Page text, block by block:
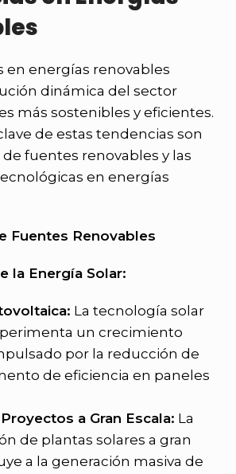
en energías renovables
dinámica del sector
más sostenibles y eficientes.
de estas tendencias son
fuentes renovables y las
en energías
Fuentes Renovables
la Energía Solar:
La tecnología solar
un crecimiento
por la reducción de
de eficiencia en paneles
a Gran Escala: La
de plantas solares a gran
a la generación masiva de